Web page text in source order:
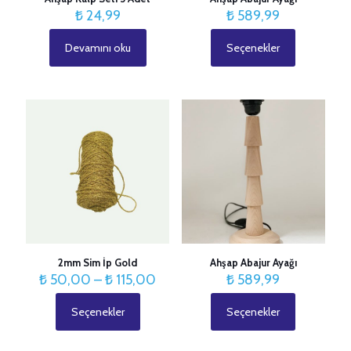
₺24,99
Devamını oku
₺ 589,99
Seçenekler
ürünün
fazla
varyasyonu
Seçenekler
sayfasından
2mm Sim İp Gold
₺ 50,00 –₺ 115,00
Seçenekler
ürünün
Ahşap Abajur Ayağı
₺ 589,99
Seçenekler
ürünün